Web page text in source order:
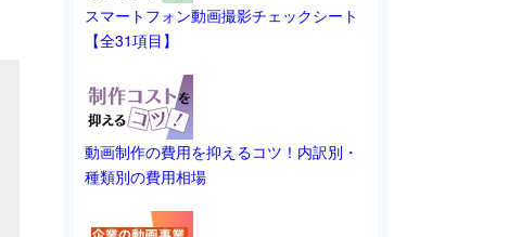
スマートフォン動画撮影チェックシート
【全31項目】
動画制作の費用を抑えるコツ！内訳別・
種類別の費用相場